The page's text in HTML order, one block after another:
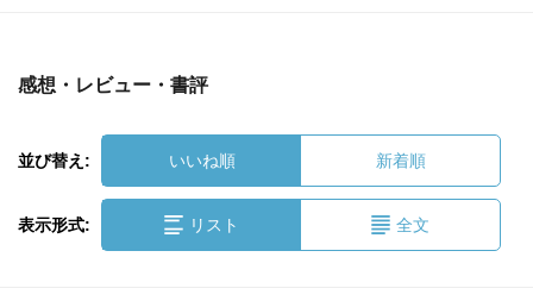
感想・レビュー・書評
並び替え: いいね順 新着順
表示形式: リスト 全文